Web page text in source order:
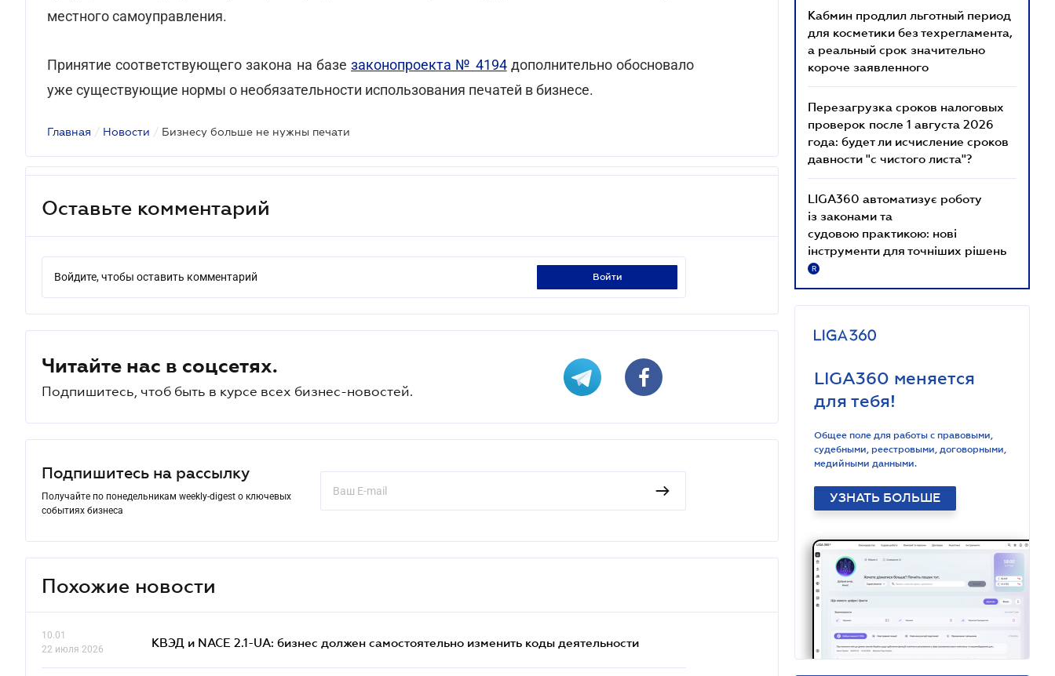
местного самоуправления.
Принятие соответствующего закона на базе законопроекта № 4194дополнительно обосновало
уже существующие нормы о необязательности использования печатей в бизнесе.
Главная / Новости / Бизнесу больше не нужны печати
Оставьте комментарий
Войдите, чтобы оставить комментарий войти
Читайте нас в соцсетях.
Подпишитесь, чтоб быть в курсе всех бизнес-новостей.
Подпишитесь на рассылку
Получайте по понедельникам weekly-digest о ключевых
событиях бизнеса
Похожие новости
10.01
22 июля 2026
КВЭД и NACE 2.1-UA: бизнес должен самостоятельно изменить коды деятельности
Кабмин продлил льготный период
для косметики без техрегламента,
а реальный срок значительно
короче заявленного
Перезагрузка сроков налоговых
проверок после 1 августа 2026
года: будет ли исчисление сроков
давности "с чистого листа"?
LIGA360 автоматизує роботу
із законами та
судовою практикою: нові
інструменти для точніших рішень
R
LIGA360 меняется
для тебя!
Общее поле для работы с правовыми,
судебными, реестровыми, договорными,
медийными данными.
УЗНАТЬ БОЛЬШЕ